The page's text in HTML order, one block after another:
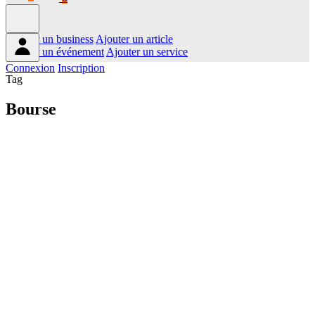
Ajouter un business Ajouter un article
Ajouter un événement Ajouter un service
Connexion Inscription
Tag
Bourse